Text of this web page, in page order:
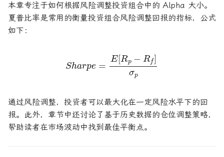
本章专注于如何根据风险调整投资组合中的 Alpha 大小。
夏普比率是常用的衡量投资组合风险调整回报的指标，公式
如下：
E[Rp f]σ
通过风险调整，投资者可以最大化在一定风险水平下的回
报。此外，章节中还讨论了基于历史数据的仓位调整策略，
帮助读者在市场波动中找到最佳平衡点。